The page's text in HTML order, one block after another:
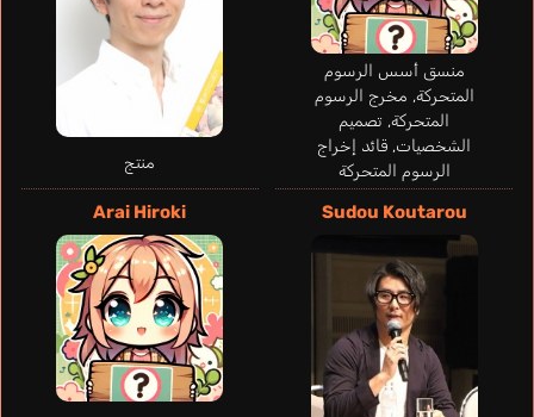
منسق أسس الرسوم
المتحركة, مخرج الرسوم
المتحركة, تصميم
الشخصيات, قائد إخراج
الرسوم المتحركة
منتج
Sudou Koutarou
Arai Hiroki
Dejima Sayaka
Tamura Mutsumi